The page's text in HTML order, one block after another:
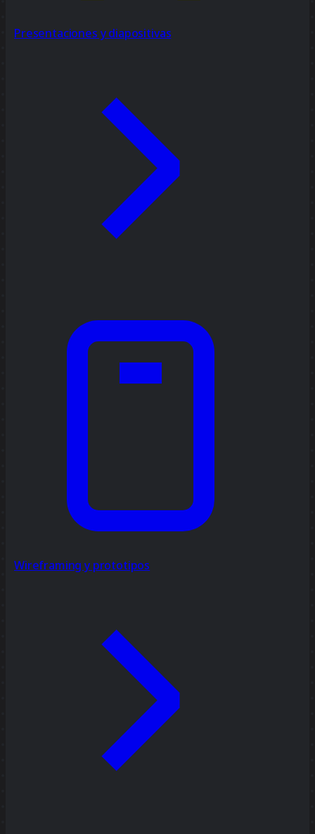
Presentaciones y diapositivas
Wireframing y prototipos